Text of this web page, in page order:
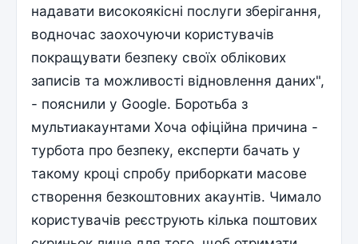
надавати високоякісні послуги зберігання,
водночас заохочуючи користувачів
покращувати безпеку своїх облікових
записів та можливості відновлення даних",
- пояснили у Google. Боротьба з
мультиакаунтами Хоча офіційна причина -
турбота про безпеку, експерти бачать у
такому кроці спробу приборкати масове
створення безкоштовних акаунтів. Чимало
користувачів реєструють кілька поштових